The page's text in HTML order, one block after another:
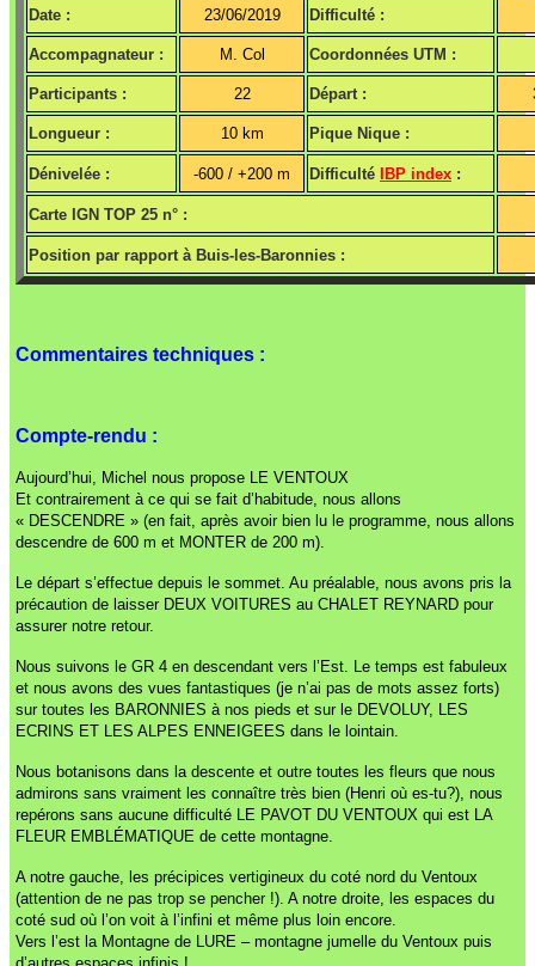
Date : 23/06/2019 Difficulté :
Accompagnateur : M. Col Coordonnées UTM :
Participants : 22 Départ :
Longueur : 10 km Pique Nique :
Dénivelée : -600 / +200 m Difficulté IBP index :
Carte IGN TOP 25 n° :
Position par rapport à Buis-les-Baronnies :
Commentaires techniques :
Compte-rendu :
Aujourd’hui, Michel nous propose LE VENTOUX
Et contrairement à ce qui se fait d’habitude, nous allons
« DESCENDRE » (en fait, après avoir bien lu le programme, nous allons
descendre de 600 m et MONTER de 200 m).
Le départ s’effectue depuis le sommet. Au préalable, nous avons pris la
précaution de laisser DEUX VOITURES au CHALET REYNARD pour
assurer notre retour.
Nous suivons le GR 4 en descendant vers l’Est. Le temps est fabuleux
et nous avons des vues fantastiques (je n’ai pas de mots assez forts)
sur toutes les BARONNIES à nos pieds et sur le DEVOLUY, LES
ECRINS ET LES ALPES ENNEIGEES dans le lointain.
Nous botanisons dans la descente et outre toutes les fleurs que nous
admirons sans vraiment les connaître très bien (Henri où es-tu?), nous
repérons sans aucune difficulté LE PAVOT DU VENTOUX qui est LA
FLEUR EMBLÉMATIQUE de cette montagne.
A notre gauche, les précipices vertigineux du coté nord du Ventoux
(attention de ne pas trop se pencher !). A notre droite, les espaces du
coté sud où l’on voit à l’infini et même plus loin encore.
Vers l’est la Montagne de LURE – montagne jumelle du Ventoux puis